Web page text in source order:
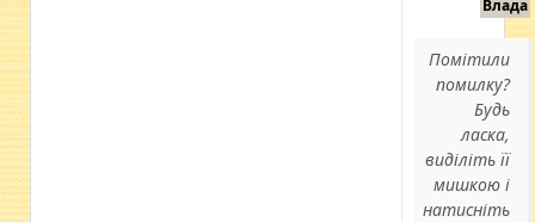
Влада
Помітили
помилку?
Будь
ласка,
виділіть її
мишкою і
натисніть